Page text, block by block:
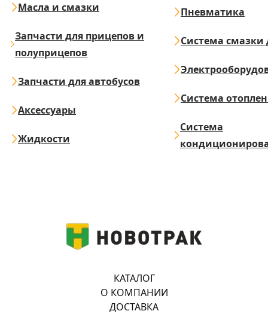
Масла и смазки
Запчасти для прицепов и
полуприцепов
Запчасти для автобусов
Аксессуары
Жидкости
Пневматика
Система смазки
Система
Система
КАТАЛОГ
О КОМПАНИИ
ДОСТАВКА